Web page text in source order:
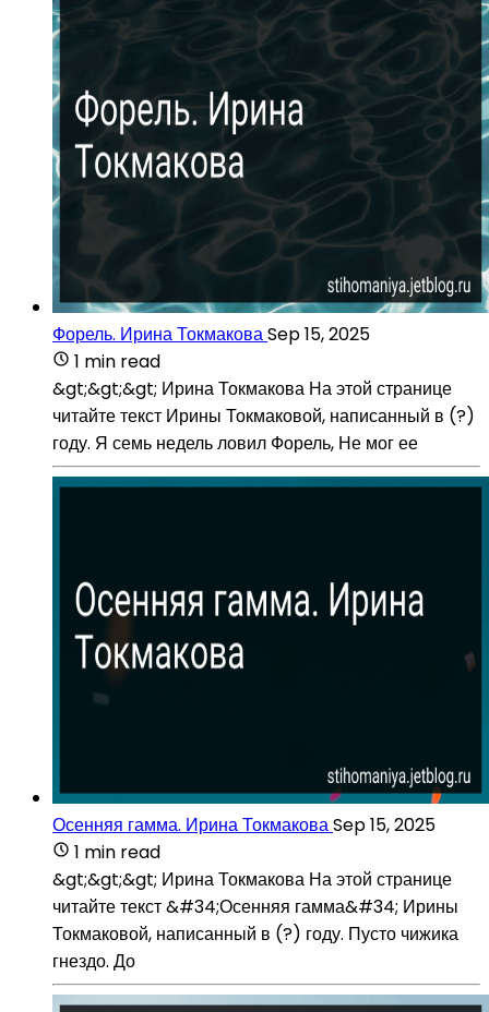
Форель. Ирина ТокмаковаSep 15, 2025
1 min read
&gt;&gt;&gt; Ирина Токмакова На этой странице
читайте текст Ирины Токмаковой, написанный в (?)
году. Я семь недель ловил Форель, Не мог ее
Осенняя гамма. Ирина ТокмаковаSep 15, 2025
1 min read
&gt;&gt;&gt; Ирина Токмакова На этой странице
читайте текст &#34;Осенняя гамма&#34; Ирины
Токмаковой, написанный в (?) году. Пусто чижика
гнездо. До